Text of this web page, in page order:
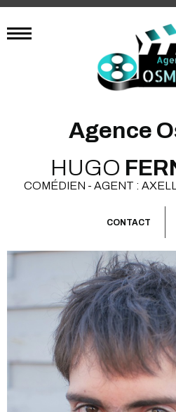
Agence
HUGO
COMÉDIEN - AGENT :
CONTACT